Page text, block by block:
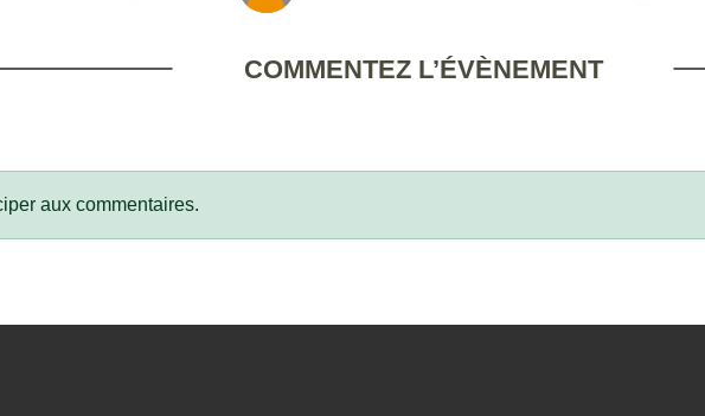
COMMENTEZ L’ÉVÈNEMENT
aux commentaires.